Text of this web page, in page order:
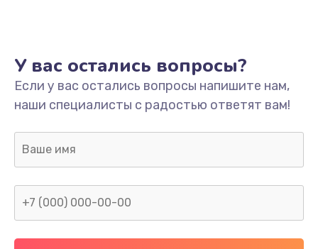
Замена системы охлаждения
1645 руб.
Заказать
Замена термопасты
1095 руб.
У вас остались вопросы?
Если у вас остались вопросы напишите нам,
наши специалисты с радостью ответят вам!